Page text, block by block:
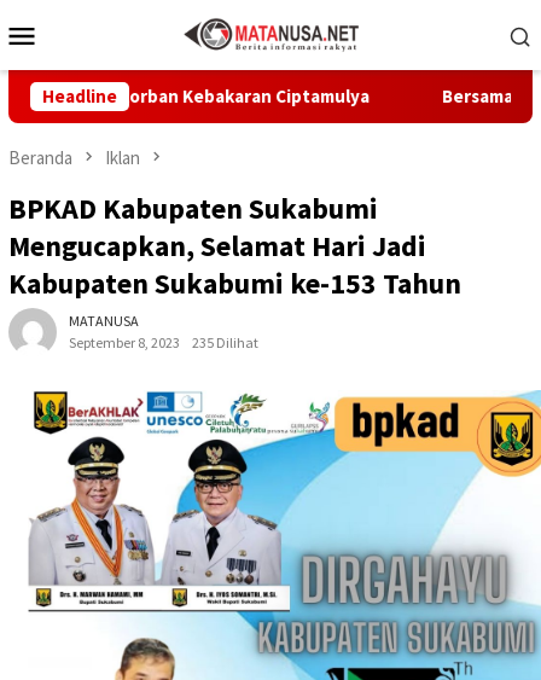
ke
Mobile
Headline
Korban Kebakaran Ciptamulya Bersama Bupati
Beranda Iklan
BPKAD Kabupaten Sukabumi
Mengucapkan, Selamat Hari Jadi
Kabupaten Sukabumi ke-153 Tahun
MATANUSA
September 8, 2023
235 Dilihat